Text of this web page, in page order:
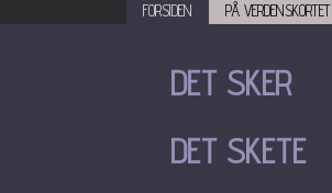
FORSIDEN PÅ VERDENSKORTET
DET SKER
DET SKETE